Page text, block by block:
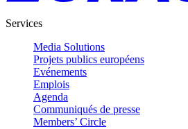
Services
Media Solutions
Projets publics européens
Evénements
Emplois
Agenda
Communiqués de presse
Members’ Circle